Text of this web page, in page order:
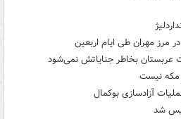
عربستان بخاطر جنایاتش نمی‌شود
مکه نیست
آزادسازی بوکمال
شد